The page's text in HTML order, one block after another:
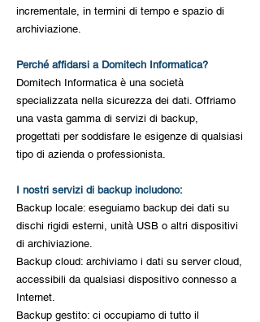
incrementale, in termini di tempo e spazio di
archiviazione.
Perché affidarsi a Domitech Informatica?
Domitech Informatica è una società
specializzata nella sicurezza dei dati. Offriamo
una vasta gamma di servizi di backup,
progettati per soddisfare le esigenze di qualsiasi
tipo di azienda o professionista.
I nostri servizi di backup includono:
Backup locale: eseguiamo backup dei dati su
dischi rigidi esterni, unità USB o altri dispositivi
di archiviazione.
Backup cloud: archiviamo i dati su server cloud,
accessibili da qualsiasi dispositivo connesso a
Internet.
Backup gestito: ci occupiamo di tutto il